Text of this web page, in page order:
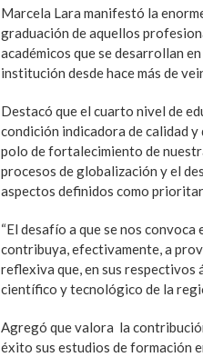
Marcela Lara manifestó la
graduación de aquellos
académicos que se desarrollan
institución desde hace más de
Destacó que el cuarto nivel de
condición indicadora de calidad
polo de fortalecimiento de
procesos de globalización y el
aspectos definidos como
“El desafío a que se nos
contribuya, efectivamente, a
reflexiva que, en sus respectivos
científico y tecnológico de la
Agregó que valora la
éxito sus estudios de formación